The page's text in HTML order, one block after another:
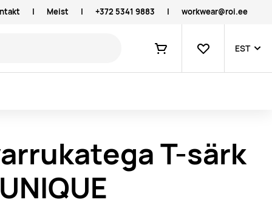
| Meist | +372 5341 9883 | workwear@roi.ee
Ostukorv
Lemmikud
EST
T-särk